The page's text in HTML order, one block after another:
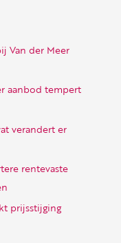
Van der Meer
aanbod tempert
verandert er
rentevaste
prijsstijging